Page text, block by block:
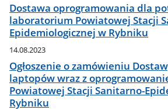
Dostawa oprogramowania dla
laboratorium Powiatowej Stacji
Epidemiologicznej w Rybniku
14.08.2023
Ogłoszenie o zamówieniu
laptopów wraz z
Powiatowej Stacji Sanitarno-
Rybniku